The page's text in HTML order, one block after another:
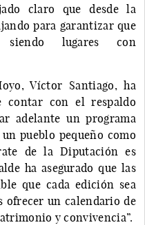
claro que desde la
para garantizar que
siendo lugares con
Víctor Santiago, ha
contar con el respaldo
adelante un programa
pueblo pequeño como
de la Diputación es
ha asegurado que las
que cada edición sea
ofrecer un calendario de
y convivencia”.